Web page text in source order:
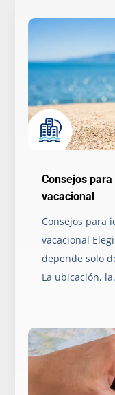
Consejos
vacacional
Consejos para
vacacional
depende solo
La ubicación,